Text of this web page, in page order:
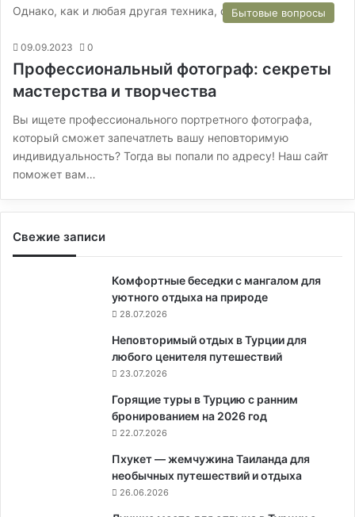
Однако, как и любая другая техника, они…Бытовые вопросы
09.09.2023 0
Профессиональный фотограф: секреты
мастерства и творчества
Вы ищете профессионального портретного фотографа,
который сможет запечатлеть вашу неповторимую
индивидуальность? Тогда вы попали по адресу! Наш сайт
поможет вам…
Свежие записи
Комфортные беседки с мангалом для
уютного отдыха на природе
28.07.2026
Неповторимый отдых в Турции для
любого ценителя путешествий
23.07.2026
Горящие туры в Турцию с ранним
бронированием на 2026 год
22.07.2026
Пхукет — жемчужина Таиланда для
необычных путешествий и отдыха
26.06.2026